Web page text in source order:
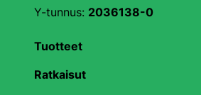
Y-tunnus: 2036138-0
Tuotteet
Ratkaisut